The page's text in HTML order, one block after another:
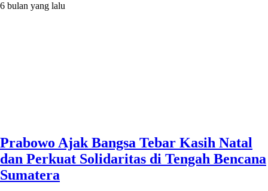
6 bulan yang lalu
Prabowo Ajak Bangsa Tebar Kasih Natal
dan Perkuat Solidaritas di Tengah Bencana
Sumatera